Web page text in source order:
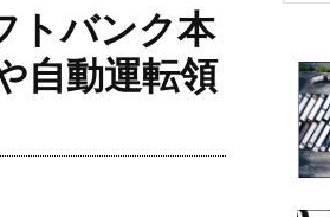
動
トバンク本
自動運転領